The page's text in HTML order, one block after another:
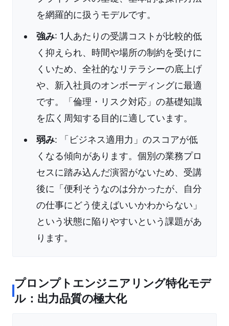
を網羅的に扱うモデルです。
強み: 1人あたりの受講コストが比較的低
く抑えられ、時間や場所の制約を受けに
くいため、全社的なリテラシーの底上げ
や、新入社員のオンボーディングに最適
です。「倫理・リスク対応」の基礎知識
を広く周知する目的に適しています。
弱み: 「ビジネス適用力」のスコアが低
くなる傾向があります。個別の業務プロ
セスに踏み込んだ演習がないため、受講
後に「便利そうなのは分かったが、自分
の仕事にどう使えばいいかわからない」
という状態に陥りやすいという課題があ
ります。
プロンプトエンジニアリング特化モデ
ル：出力品質の極大化